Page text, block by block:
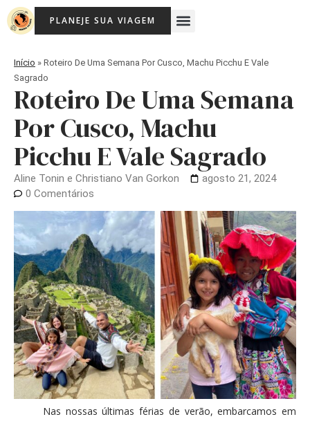
para
PLANEJE SUA VIAGEM Menu
Início » Roteiro De Uma Semana Por Cusco, Machu Picchu E Vale
Sagrado
Roteiro De Uma Semana
Por Cusco, Machu
Picchu E Vale Sagrado
Aline Tonin e Christiano Van Gorkon
agosto 21, 2024
0 Comentários
Nas nossas últimas férias de verão, embarcamos em